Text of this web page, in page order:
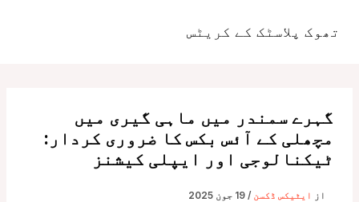
جائیں۔
تھوک پلاسٹک کے کریٹس
گہرے سمندر میں ماہی گیری میں
مچھلی کے آئس بکس کا ضروری کردار:
ٹیکنالوجی اور ایپلی کیشنز
از ایٹیکس ڈکسن / 19 جون 2025